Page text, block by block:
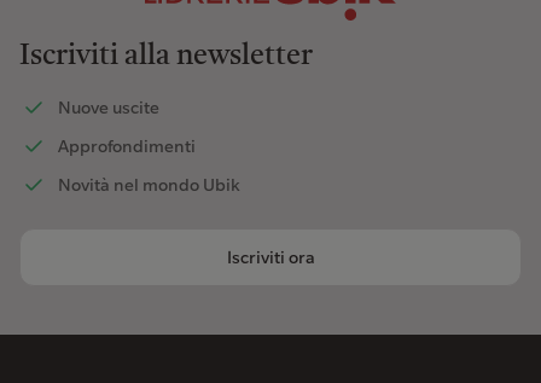
Iscriviti alla newsletter
Nuove uscite
Approfondimenti
Novità nel mondo Ubik
Iscriviti ora